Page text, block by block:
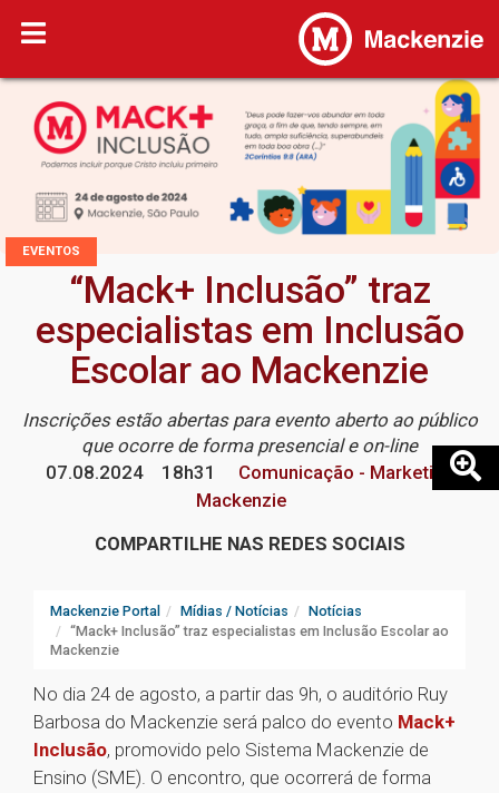
EVENTOS
“Mack+ Inclusão” traz
especialistas em Inclusão
Escolar ao Mackenzie
Inscrições estão abertas para evento aberto ao público
que ocorre de forma presencial e on-line
07.08.2024
18h31
Comunicação - Marketing
Mackenzie
COMPARTILHE NAS REDES SOCIAIS
Mackenzie Portal Mídias / Notícias
Notícias
“Mack+ Inclusão” traz especialistas em Inclusão Escolar ao
Mackenzie
No dia 24 de agosto, a partir das 9h, o auditório Ruy
Barbosa do Mackenzie será palco do evento Mack+
Inclusão, promovido pelo Sistema Mackenzie de
Ensino (SME). O encontro, que ocorrerá de forma